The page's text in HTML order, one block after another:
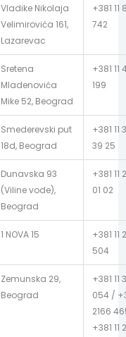
Vladike Nikolaja
Velimirovića 161,
Lazarevac
+381 11
742
Sretena
Mladenovića
Mike 52, Beograd
+381 11
199
Smederevski put
18d, Beograd
+381 11
39 25
Dunavska 93
(Viline vode),
Beograd
+381 11
01 02
1 NOVA 15
+381 11
504
Zemunska 29,
Beograd
+381 11
054 /
2166
+381 11